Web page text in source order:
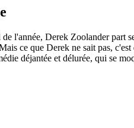
l'année, Derek Zoolander part
ce que Derek ne sait pas,
déjantée et délurée, qui se